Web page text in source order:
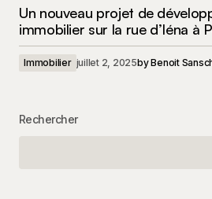
Un nouveau projet de
immobilier sur la rue d’Iéna à
Immobilier juillet 2, 2025byBenoit
Rechercher